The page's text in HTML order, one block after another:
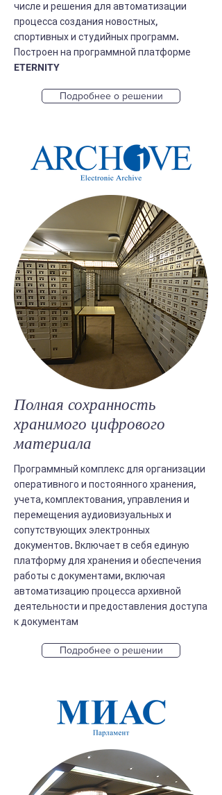
числе и решения для автоматизации
процесса создания новостных,
спортивных и студийных программ.
Построен на программной платформе
ETERNITY
Подробнее о решении
Полная сохранность
хранимого цифрового
материала
Программный комплекс для организации
оперативного и постоянного хранения,
учета, комплектования, управления и
перемещения аудиовизуальных и
сопутствующих электронных
документов. Включает в себя единую
платформу для хранения и обеспечения
работы с документами, включая
автоматизацию процесса архивной
деятельности и предоставления доступа
к документам
Подробнее о решении